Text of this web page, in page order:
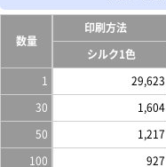
数量
印刷方法
シルク1色
1 29,623
30 1,604
50 1,217
100 927